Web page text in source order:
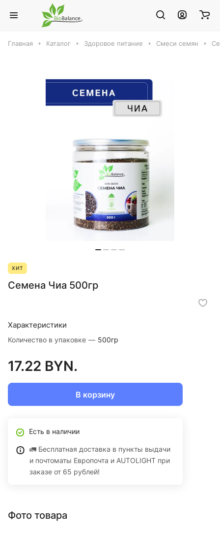
Главная Каталог Здоровое питание Смеси семян
ХИТ
Семена Чиа 500гр
Характеристики
Количество в упаковке — 500гр
17.22 BYN.
В корзину
Есть в наличии
🚛 Бесплатная доставка в пункты выдачи
и почтоматы Европочта и AUTOLIGHT при
заказе от 65 рублей!
Фото товара